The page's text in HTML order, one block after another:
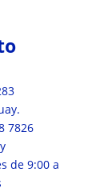
7826
de 9:00 a